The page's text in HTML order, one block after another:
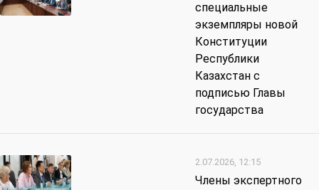
специальные
экземпляры новой
Конституции
Республики
Казахстан с
подписью Главы
государства
2.07.2026, 12:15
Члены экспертного